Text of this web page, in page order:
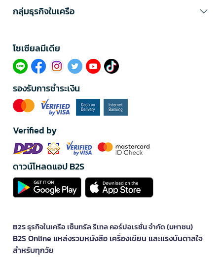
กลุ่มธุรกิจในเครือ
โซเซียลมีเดีย​
รองรับการชำระเงิน
Verified by
ดาวน์โหลดแอป B2S
B2S ธุรกิจในเครือ เซ็นทรัล รีเทล คอร์ปอเรชั่น จำกัด (มหาชน)
B2S Online แหล่งรวมหนังสือ เครื่องเขียน และแรงบันดาลใจ
สำหรับทุกวัย